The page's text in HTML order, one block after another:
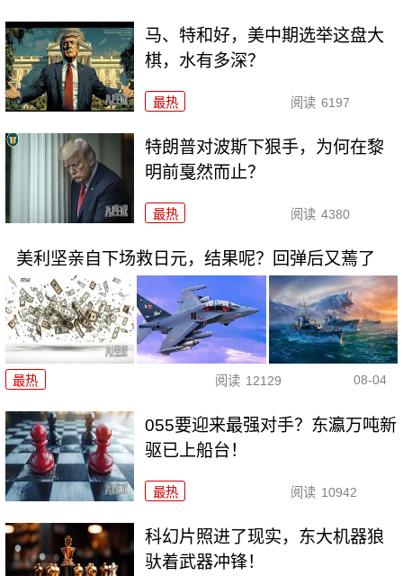
马、特和好，美中期选举这盘大
棋，水有多深？
最热 阅读 6197
特朗普对波斯下狠手，为何在黎
明前戛然而止？
最热 阅读 4380
美利坚亲自下场救日元，结果呢？回弹后又蔫了
最热 阅读 12129 08-04
055要迎来最强对手？东瀛万吨新
驱已上船台！
最热 阅读 10942
科幻片照进了现实，东大机器狼
驮着武器冲锋！